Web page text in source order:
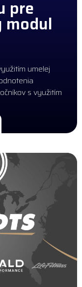
pre
modul
umelej
s využitím